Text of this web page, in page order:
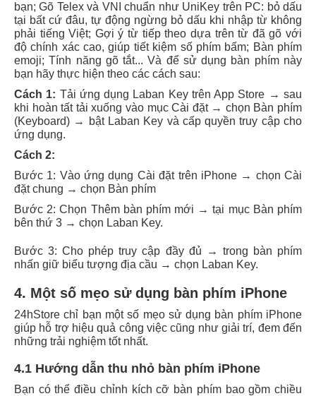
bạn; Gõ Telex và VNI chuẩn như UniKey trên PC: bỏ dấu
tại bất cứ đâu, tự động ngừng bỏ dấu khi nhập từ không
phải tiếng Việt; Gợi ý từ tiếp theo dựa trên từ đã gõ với
độ chính xác cao, giúp tiết kiệm số phím bấm; Bàn phím
emoji; Tính năng gõ tắt... Và để sử dụng bàn phím này
bạn hãy thực hiện theo các cách sau:
Cách 1: Tải ứng dụng Laban Key trên App Store → sau
khi hoàn tất tải xuống vào mục Cài đặt → chọn Bàn phím
(Keyboard) → bật Laban Key và cấp quyền truy cập cho
ứng dụng.
Cách 2:
Bước 1: Vào ứng dụng Cài đặt trên iPhone → chọn Cài
đặt chung → chọn Bàn phím
Bước 2: Chọn Thêm bàn phím mới → tại mục Bàn phím
bên thứ 3 → chọn Laban Key.
Bước 3: Cho phép truy cập đầy đủ → trong bàn phím
nhấn giữ biểu tượng địa cầu → chọn Laban Key.
4. Một số mẹo sử dụng bàn phím iPhone
24hStore chỉ bạn một số mẹo sử dụng bàn phím iPhone
giúp hỗ trợ hiệu quả công việc cũng như giải trí, đem đến
những trải nghiệm tốt nhất.
4.1 Hướng dẫn thu nhỏ bàn phím iPhone
Bạn có thể điều chỉnh kích cỡ bàn phím bao gồm chiều